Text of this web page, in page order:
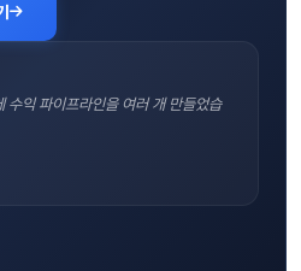
수익 파이프라인을 여러 개 만들었습